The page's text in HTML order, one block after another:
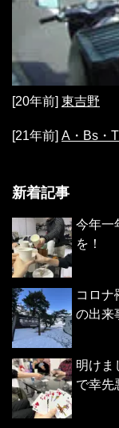
[20年前] 東吉野
[21年前] A・Bs・
新着記事
今年一
を！
コロナ
の出来
明けま
で幸先